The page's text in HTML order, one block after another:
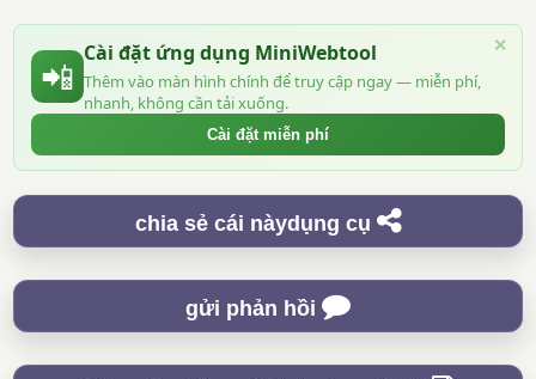
📲
Cài đặt ứng dụng MiniWebtool
Thêm vào màn hình chính để truy cập ngay — miễn phí,
nhanh, không cần tải xuống.
Cài đặt miễn phí
×
chia sẻ cái nàydụng cụ
gửi phản hồi